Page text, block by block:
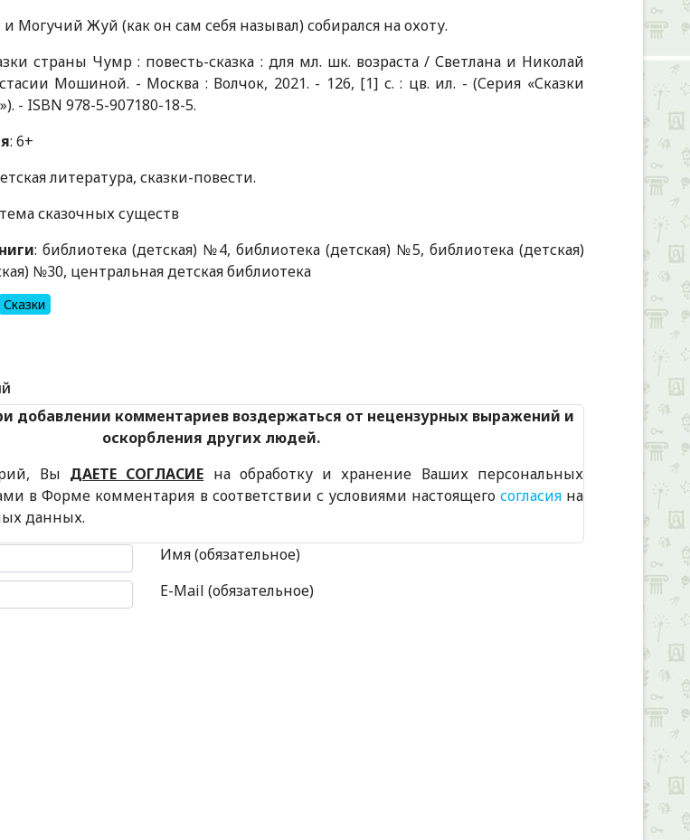
Могучий Жуй (как он сам себя называл) собирался на охоту.
страны Чумр : повесть-сказка : для мл. шк. возраста / Светлана и Николай
Мошиной. - Москва : Волчок, 2021. - 126, [1] с. : цв. ил. - (Серия «Сказки
- ISBN 978-5-907180-18-5.
: 6+
литература, сказки-повести.
сказочных существ
: библиотека (детская) №4, библиотека (детская) №5, библиотека (детская)
№30, центральная детская библиотека
Сказки
добавлении комментариев воздержаться от нецензурных выражений и
оскорбления других людей.
Вы ДАЕТЕ СОГЛАСИЕ на обработку и хранение Ваших персональных
в Форме комментария в соответствии с условиями настоящего согласияна
данных.
Имя (обязательное)
E-Mail (обязательное)